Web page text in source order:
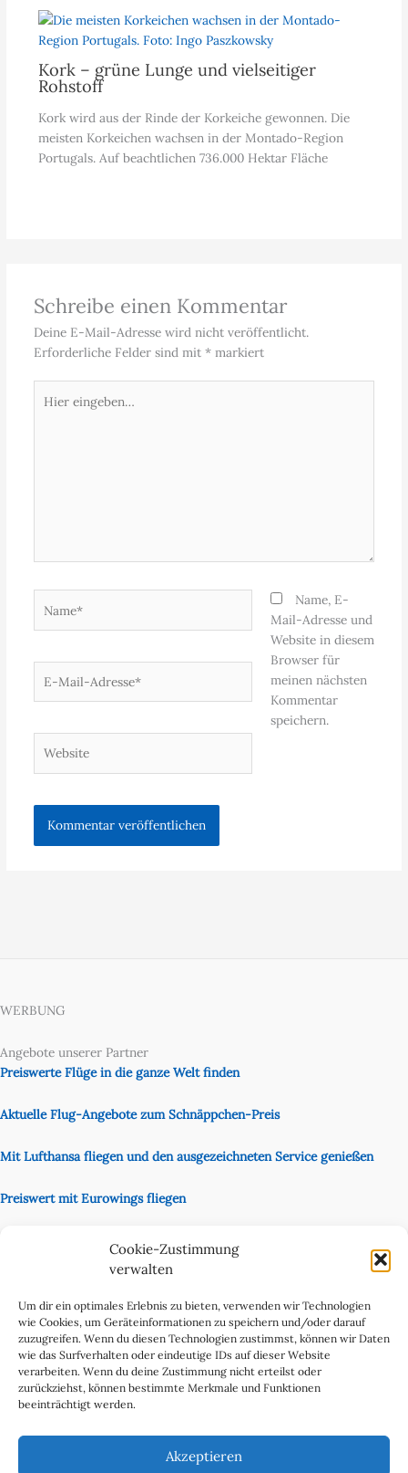
Cookie-Zustimmung
verwalten
Um dir ein optimales Erlebnis zu bieten, verwenden wir Technologien
wie Cookies, um Geräteinformationen zu speichern und/oder darauf
zuzugreifen. Wenn du diesen Technologien zustimmst, können wir Daten
wie das Surfverhalten oder eindeutige IDs auf dieser Website
verarbeiten. Wenn du deine Zustimmung nicht erteilst oder
zurückziehst, können bestimmte Merkmale und Funktionen
beeinträchtigt werden.
Akzeptieren
Kork – grüne Lunge und vielseitiger
Rohstoff
Kork wird aus der Rinde der Korkeiche gewonnen. Die
meisten Korkeichen wachsen in der Montado-Region
Portugals. Auf beachtlichen 736.000 Hektar Fläche
Schreibe einen Kommentar
Deine E-Mail-Adresse wird nicht veröffentlicht.
Erforderliche Felder sind mit *markiert
eingeben…
Mail-
Name, E-
Mail-Adresse und
Website in diesem
Browser für
meinen nächsten
Kommentar
speichern.
WERBUNG
Angebote unserer Partner
Preiswerte Flüge in die ganze Welt finden
Aktuelle Flug-Angebote zum Schnäppchen-Preis
Mit Lufthansa fliegen und den ausgezeichneten Service genießen
Preiswert mit Eurowings fliegen
Unsere Partnerseite
Content Creator
Cookie-Richtlinie (EU)
Datenschutzerklärung